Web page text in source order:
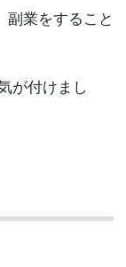
副業をすること
が付けまし